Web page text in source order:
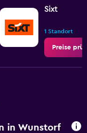
Sixt
1 Standort
Preise
in Wunstorf